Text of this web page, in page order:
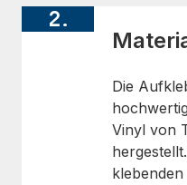
2.
Die
Vinyl von